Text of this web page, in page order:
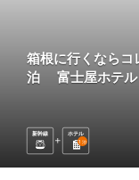
箱根に行くならコ
泊 富士屋ホテル
新幹線
ホテル
1 泊